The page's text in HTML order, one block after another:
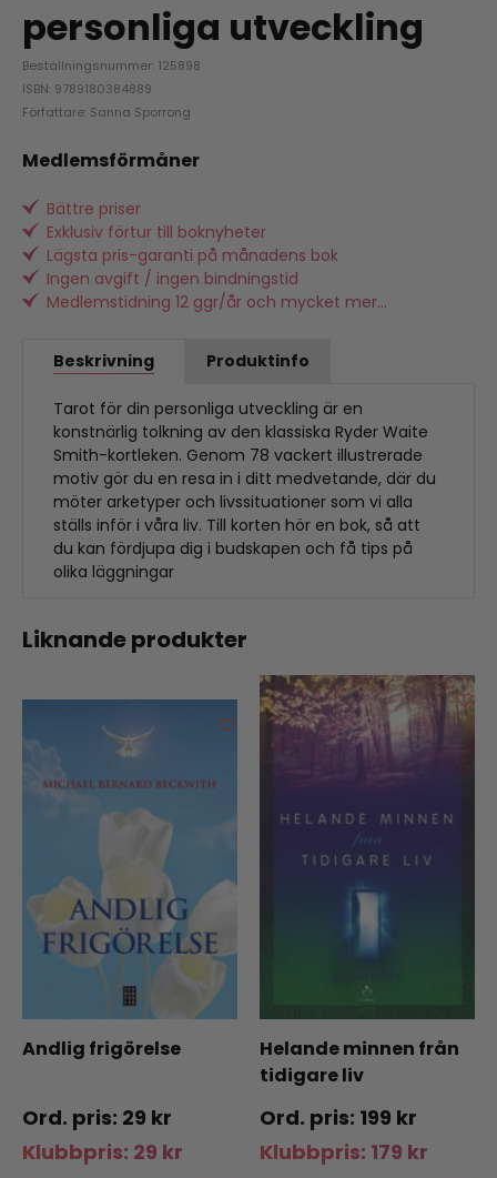
personliga utveckling
Beställningsnummer: 125898
ISBN: 9789180384889
Författare: Sanna Sporrong
Medlemsförmåner
Bättre priser
Exklusiv förtur till boknyheter
Lägsta pris-garanti på månadens bok
Ingen avgift / ingen bindningstid
Medlemstidning 12 ggr/år och mycket mer...
Beskrivning Produktinfo
Tarot för din personliga utveckling är en
konstnärlig tolkning av den klassiska Ryder Waite
Smith-kortleken. Genom 78 vackert illustrerade
motiv gör du en resa in i ditt medvetande, där du
möter arketyper och livssituationer som vi alla
ställs inför i våra liv. Till korten hör en bok, så att
du kan fördjupa dig i budskapen och få tips på
olika läggningar
Liknande produkter
Andlig frigörelse
29 kr
Klubbpris: 29 kr
Helande minnen från
tidigare liv
199 kr
Klubbpris: 179 kr